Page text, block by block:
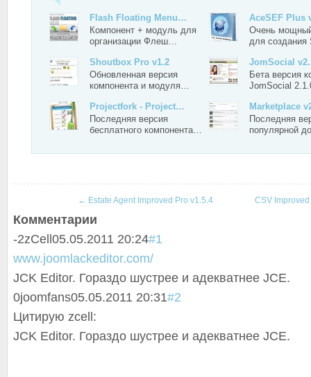
Flash Floating Menu…
Компонент + модуль для
организации Флеш…
AceSEF Plus
Очень
для
Shoutbox Pro v1.2
Обновленная версия
компонента и модуля…
JomSocial
Бета версия
JomSocial
Projectfork - Project…
Последняя версия
бесплатного компонента…
Marketplace
Последняя
популярной
← Estate Agent Improved Pro v1.5.4 CSV
Комментарии
-2zCell 05.05.2011 20:24#1
www.joomlackeditor.com/
JCK Editor. Гораздо шустрее и адекватнее JCE.
0joomfans05.05.2011 20:31#2
Цитирую zcell:
JCK Editor. Гораздо шустрее и адекватнее JCE.